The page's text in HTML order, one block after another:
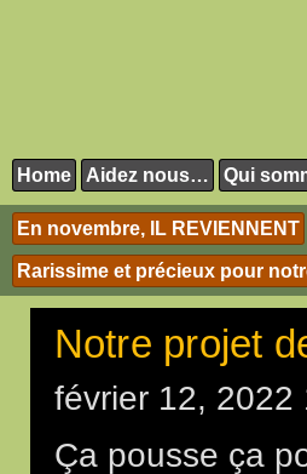
Home Aidez nous… Qui
En novembre, IL REVIENNENT
Rarissime et précieux pour
Notre projet
février 12, 2022
Ça pousse ça